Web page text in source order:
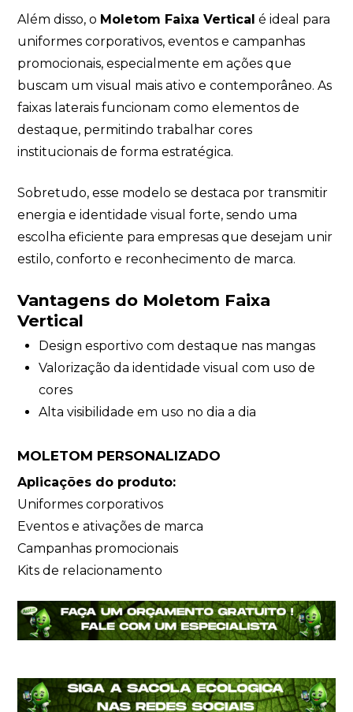
Além disso, o Moletom Faixa Vertical é ideal para
uniformes corporativos, eventos e campanhas
promocionais, especialmente em ações que
buscam um visual mais ativo e contemporâneo. As
faixas laterais funcionam como elementos de
destaque, permitindo trabalhar cores
institucionais de forma estratégica.
Sobretudo, esse modelo se destaca por transmitir
energia e identidade visual forte, sendo uma
escolha eficiente para empresas que desejam unir
estilo, conforto e reconhecimento de marca.
Vantagens do Moletom Faixa
Vertical
Design esportivo com destaque nas mangas
Valorização da identidade visual com uso de
cores
Alta visibilidade em uso no dia a dia
MOLETOM PERSONALIZADO
Aplicações do produto:
Uniformes corporativos
Eventos e ativações de marca
Campanhas promocionais
Kits de relacionamento